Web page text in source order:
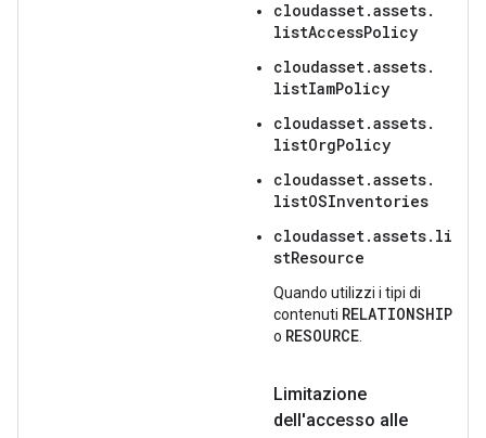
cloudasset.assets.
listAccessPolicy
cloudasset.assets.
listIamPolicy
cloudasset.assets.
listOrgPolicy
cloudasset.assets.
listOSInventories
cloudasset.assets.li
stResource
Quando utilizzi i tipi di
contenuti RELATIONSHIP
o RESOURCE
Limitazione
dell'accesso alle